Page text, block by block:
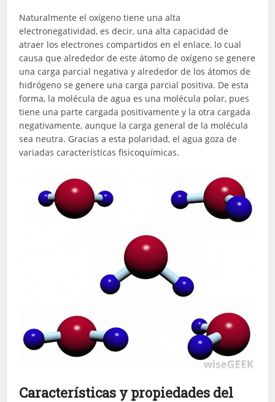
Naturalmente el oxígeno tiene una alta
electronegatividad, es decir, una alta capacidad de
atraer los electrones compartidos en el enlace, lo cual
causa que alrededor de este átomo de oxígeno se genere
una carga parcial negativa y alrededor de los átomos de
hidrógeno se genere una carga parcial positiva. De esta
forma, la molécula de agua es una molécula polar, pues
tiene una parte cargada positivamente y la otra cargada
negativamente, aunque la carga general de la molécula
sea neutra. Gracias a esta polaridad, el agua goza de
variadas características fisicoquímicas.
Características y propiedades del